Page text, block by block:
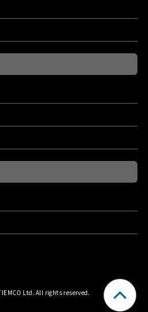
Ltd. All rights reserved.